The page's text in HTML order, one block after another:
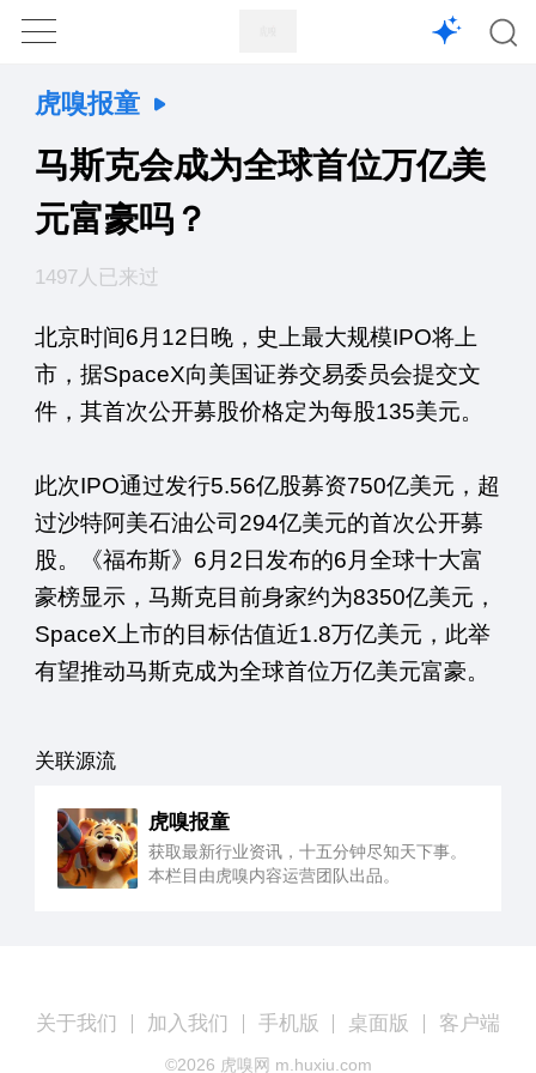
1X
虎嗅报童
马斯克会成为全球首位万亿美
元富豪吗？
1497人已来过
北京时间6月12日晚，史上最大规模IPO将上
市，据SpaceX向美国证券交易委员会提交文
件，其首次公开募股价格定为每股135美元。
此次IPO通过发行5.56亿股募资750亿美元，超
过沙特阿美石油公司294亿美元的首次公开募
股。《福布斯》6月2日发布的6月全球十大富
豪榜显示，马斯克目前身家约为8350亿美元，
SpaceX上市的目标估值近1.8万亿美元，此举
有望推动马斯克成为全球首位万亿美元富豪。
关联源流
虎嗅报童
获取最新行业资讯，十五分钟尽知天下事。
本栏目由虎嗅内容运营团队出品。
关于我们 加入我们 手机版 桌面版 客户端
©2026 虎嗅网 m.huxiu.com